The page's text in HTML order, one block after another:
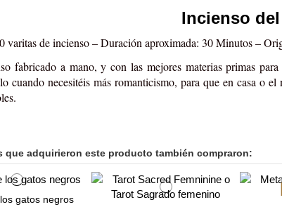
Incienso
varitas de incienso – Duración aproximada: 30 Minutos –
fabricado a mano, y con las mejores materias primas
cuando necesitéis más romanticismo, para que en casa o
.
que adquirieron este producto también compraron:
gatos negros